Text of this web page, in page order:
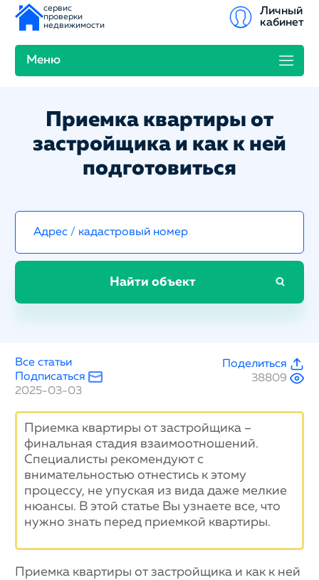
сервис
проверки
недвижимости
Меню
Личный
кабинет
Приемка квартиры от
застройщика и как к ней
подготовиться
Найти объект
Все статьи
Поделиться
Подписаться
38809
2025-03-03
Приемка квартиры от застройщика –
финальная стадия взаимоотношений.
Специалисты рекомендуют с
внимательностью отнестись к этому
процессу, не упуская из вида даже мелкие
нюансы. В этой статье Вы узнаете все, что
нужно знать перед приемкой квартиры.
Приемка квартиры от застройщика и как к ней